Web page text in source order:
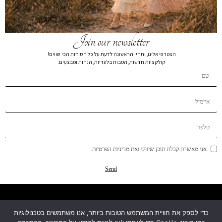
קטגוריות
מידע
כדי לספק את חוויית המשתמש הטובות ביותר, אנו משתמשים בטכנולוגיות
Join our newsletter
הצטרפי אלינו, ותהיי הראשונה לדעת על כל הסודות הכי שווים!
קולקציות חדשות, הטבות בלעדיות, הנחות ומבצעים.
אני מאשרת קבלת תוכן שיווקי ואת מדיניות הפרטיות.
Send